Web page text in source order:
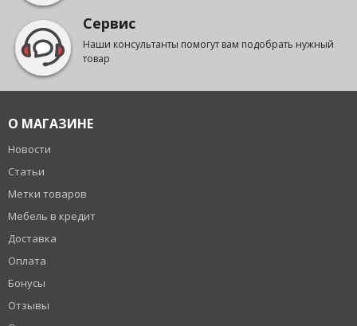
Сервис
Наши консультанты помогут вам подобрать нужный
товар
О МАГАЗИНЕ
Новости
Статьи
Метки товаров
Мебель в кредит
Доставка
Оплата
Бонусы
Отзывы